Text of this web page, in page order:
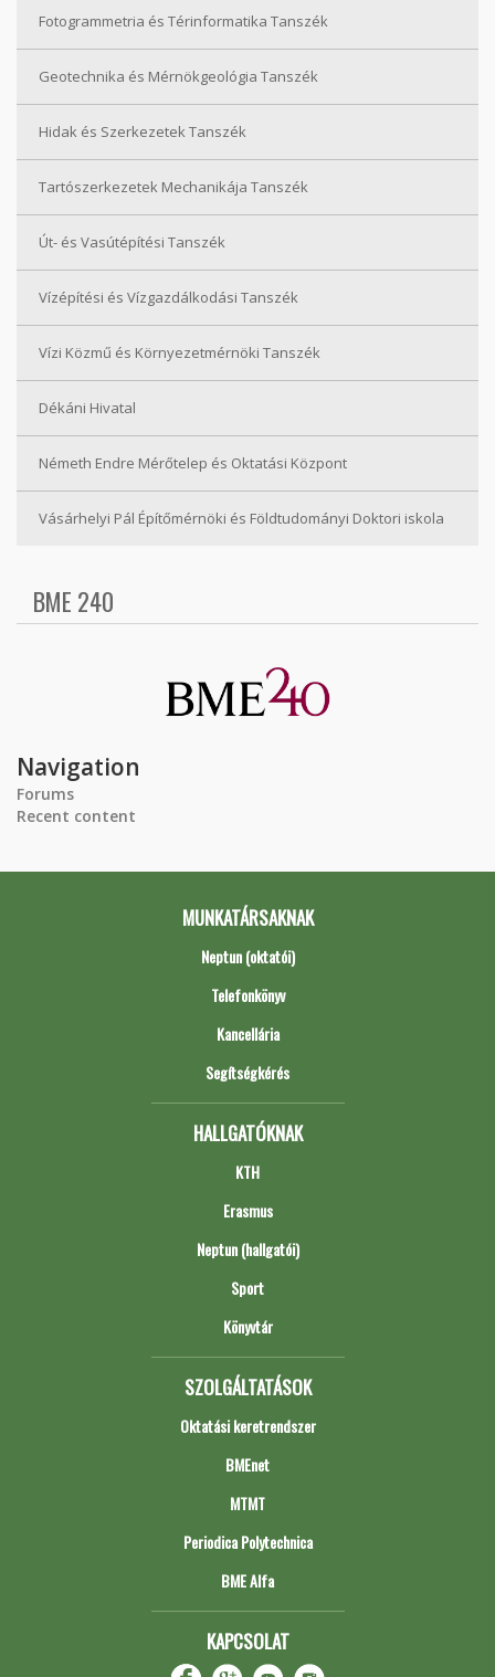
Fotogrammetria és Térinformatika Tanszék
Geotechnika és Mérnökgeológia Tanszék
Hidak és Szerkezetek Tanszék
Tartószerkezetek Mechanikája Tanszék
Út- és Vasútépítési Tanszék
Vízépítési és Vízgazdálkodási Tanszék
Vízi Közmű és Környezetmérnöki Tanszék
Dékáni Hivatal
Németh Endre Mérőtelep és Oktatási Központ
Vásárhelyi Pál Építőmérnöki és Földtudományi Doktori iskola
BME 240
Navigation
Forums
Recent content
MUNKATÁRSAKNAK
Neptun (oktatói)
Telefonkönyv
Kancellária
Segítségkérés
HALLGATÓKNAK
KTH
Erasmus
Neptun (hallgatói)
Sport
Könyvtár
SZOLGÁLTATÁSOK
Oktatási keretrendszer
BMEnet
MTMT
Periodica Polytechnica
BME Alfa
KAPCSOLAT